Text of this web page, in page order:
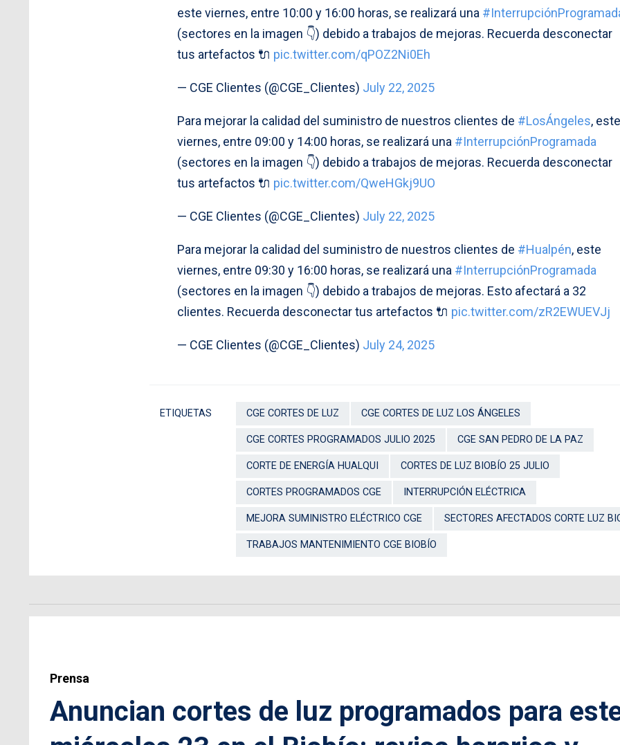
este viernes, entre 10:00 y 16:00 horas, se realizará una
(sectores en la imagen 👇) debido a trabajos de mejoras. Recuerda desconectar
tus artefactos 🔌 pic.twitter.com/qPOZ2Ni0Eh
— CGE Clientes (@CGE_Clientes) July 22, 2025
Para mejorar la calidad del suministro de nuestros clientes de #LosÁngeles, este
viernes, entre 09:00 y 14:00 horas, se realizará una #InterrupciónProgramada
(sectores en la imagen 👇) debido a trabajos de mejoras. Recuerda desconectar
tus artefactos 🔌 pic.twitter.com/QweHGkj9UO
— CGE Clientes (@CGE_Clientes) July 22, 2025
Para mejorar la calidad del suministro de nuestros clientes de #Hualpén, este
viernes, entre 09:30 y 16:00 horas, se realizará una #InterrupciónProgramada
(sectores en la imagen 👇) debido a trabajos de mejoras. Esto afectará a 32
clientes. Recuerda desconectar tus artefactos 🔌 pic.twitter.com/zR2EWUEVJj
— CGE Clientes (@CGE_Clientes) July 24, 2025
ETIQUETAS CGE CORTES DE LUZ CGE CORTES DE LUZ LOS ÁNGELES
CGE CORTES PROGRAMADOS JULIO 2025 CGE SAN PEDRO DE LA PAZ
CORTE DE ENERGÍA HUALQUI CORTES DE LUZ BIOBÍO 25 JULIO
CORTES PROGRAMADOS CGE INTERRUPCIÓN ELÉCTRICA
MEJORA SUMINISTRO ELÉCTRICO CGE SECTORES AFECTADOS CORTE LUZ
TRABAJOS MANTENIMIENTO CGE BIOBÍO
Prensa
Anuncian cortes de luz programados para